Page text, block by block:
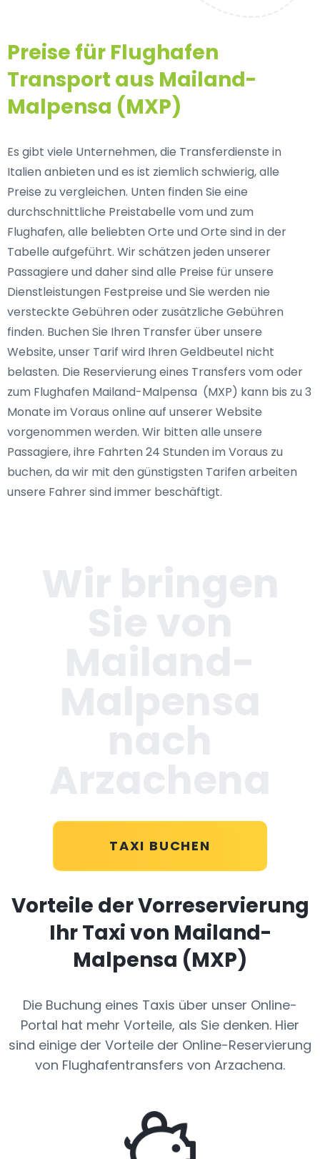
Preise für Flughafen
Transport aus Mailand-
Malpensa (MXP)
Es gibt viele Unternehmen, die Transferdienste in
Italien anbieten und es ist ziemlich schwierig, alle
Preise zu vergleichen. Unten finden Sie eine
durchschnittliche Preistabelle vom und zum
Flughafen, alle beliebten Orte und Orte sind in der
Tabelle aufgeführt. Wir schätzen jeden unserer
Passagiere und daher sind alle Preise für unsere
Dienstleistungen Festpreise und Sie werden nie
versteckte Gebühren oder zusätzliche Gebühren
finden. Buchen Sie Ihren Transfer über unsere
Website, unser Tarif wird Ihren Geldbeutel nicht
belasten. Die Reservierung eines Transfers vom oder
zum Flughafen Mailand-Malpensa (MXP) kann bis zu 3
Monate im Voraus online auf unserer Website
vorgenommen werden. Wir bitten alle unsere
Passagiere, ihre Fahrten 24 Stunden im Voraus zu
buchen, da wir mit den günstigsten Tarifen arbeiten
unsere Fahrer sind immer beschäftigt.
TAXI BUCHEN
Vorteile der Vorreservierung
Ihr Taxi von Mailand-
Malpensa (MXP)
Die Buchung eines Taxis über unser Online-
Portal hat mehr Vorteile, als Sie denken. Hier
sind einige der Vorteile der Online-Reservierung
von Flughafentransfers von Arzachena.